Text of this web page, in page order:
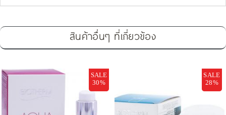
สินค้าอื่นๆ ที่เกี่ยวข้อง
SALE
30%
SALE
28%